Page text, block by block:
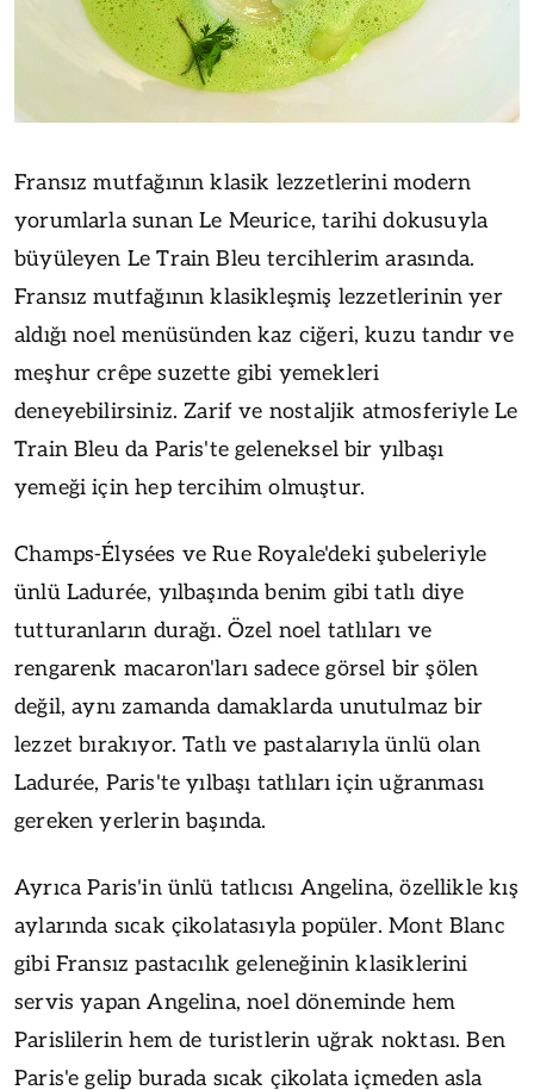
Fransız mutfağının klasik lezzetlerini modern
yorumlarla sunan Le Meurice, tarihi dokusuyla
büyüleyen Le Train Bleu tercihlerim arasında.
Fransız mutfağının klasikleşmiş lezzetlerinin yer
aldığı noel menüsünden kaz ciğeri, kuzu tandır ve
meşhur crêpe suzette gibi yemekleri
deneyebilirsiniz. Zarif ve nostaljik atmosferiyle Le
Train Bleu da Paris'te geleneksel bir yılbaşı
yemeği için hep tercihim olmuştur.
Champs-Élysées ve Rue Royale'deki şubeleriyle
ünlü Ladurée, yılbaşında benim gibi tatlı diye
tutturanların durağı. Özel noel tatlıları ve
rengarenk macaron'ları sadece görsel bir şölen
değil, aynı zamanda damaklarda unutulmaz bir
lezzet bırakıyor. Tatlı ve pastalarıyla ünlü olan
Ladurée, Paris'te yılbaşı tatlıları için uğranması
gereken yerlerin başında.
Ayrıca Paris'in ünlü tatlıcısı Angelina, özellikle kış
aylarında sıcak çikolatasıyla popüler. Mont Blanc
gibi Fransız pastacılık geleneğinin klasiklerini
servis yapan Angelina, noel döneminde hem
Parislilerin hem de turistlerin uğrak noktası. Ben
Paris'e gelip burada sıcak çikolata içmeden asla